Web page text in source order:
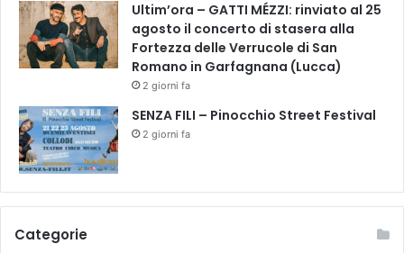
Ultim’ora – GATTI MÉZZI: rinviato al 25
agosto il concerto di stasera alla
Fortezza delle Verrucole di San
Romano in Garfagnana (Lucca)
2 giorni fa
SENZA FILI – Pinocchio Street Festival
2 giorni fa
Categorie